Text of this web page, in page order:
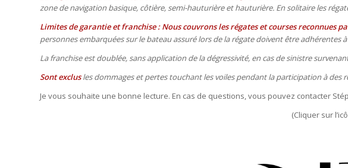
zone de navigation basique, côtière, semi-hauturière et hauturière. En solitaire les
Limites de garantie et franchise : Nous couvrons les régates et courses reconnues
personnes embarquées sur le bateau assuré lors de la régate doivent être
La franchise est doublée, sans application de la dégressivité, en cas de sinistre
Sont exclusles dommages et pertes touchant les voiles pendant la participation à des
Je vous souhaite une bonne lecture. En cas de questions, vous pouvez contacter
(Cliquer sur